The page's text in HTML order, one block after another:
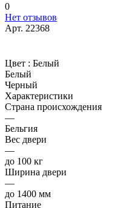
0
Нет отзывов
Арт. 22368
Цвет : Белый
Белый
Черный
Характеристики
Страна происхождения
—
Бельгия
Вес двери
—
до 100 кг
Ширина двери
—
до 1400 мм
Питание